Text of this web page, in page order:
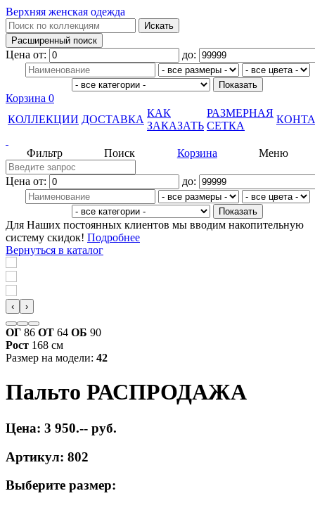
Верхняя женская одежда
Цена от: до:
Корзина 0
КОЛЛЕКЦИИ ДОСТАВКА
КАК
ЗАКАЗАТЬ
РАЗМЕРНАЯ
СЕТКА
Меню
Корзина
Поиск
Фильтр
Цена от: до:
Для Наших постоянных клиентов мы вводим накопительную
систему скидок! Подробнее
Вернуться в каталог
‹ ›
ОГ 86 ОТ 64 ОБ 90
Рост 168 см
Размер на модели: 42
Пальто РАСПРОДАЖА
Цена: 3 950.-- руб.
Артикул: 802
Выберите размер: